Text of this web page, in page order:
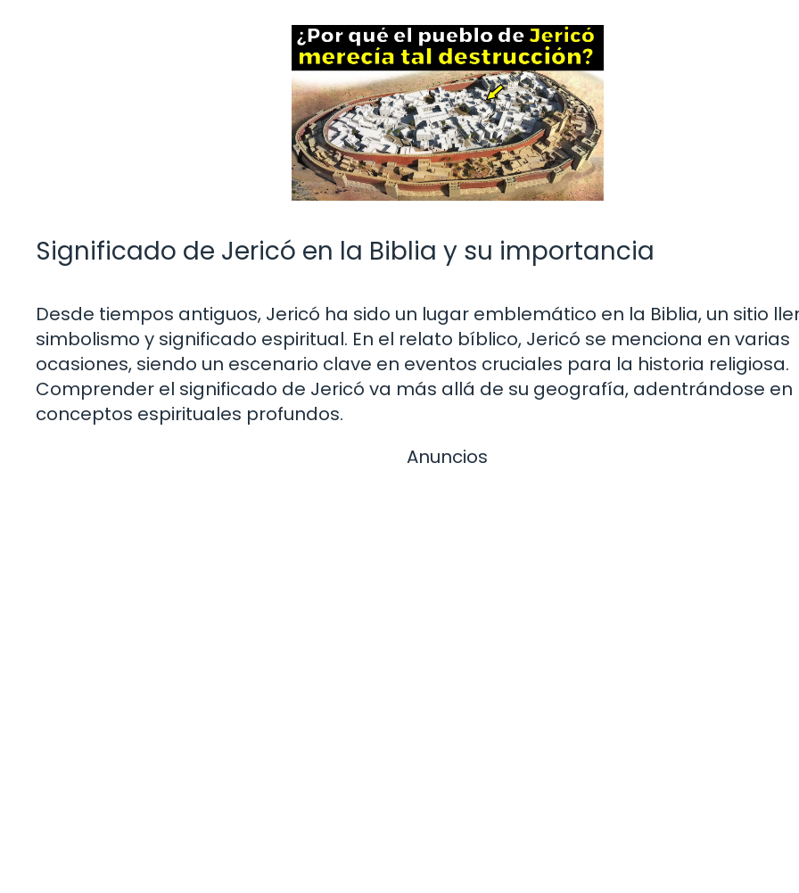
Significado de Jericó en la Biblia y su importancia
Desde tiempos antiguos, Jericó ha sido un lugar emblemático en la Biblia, un sitio
simbolismo y significado espiritual. En el relato bíblico, Jericó se menciona en varias
ocasiones, siendo un escenario clave en eventos cruciales para la historia religiosa.
Comprender el significado de Jericó va más allá de su geografía, adentrándose en
conceptos espirituales profundos.
Anuncios